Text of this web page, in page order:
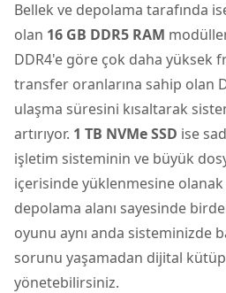
Bellek ve depolama tarafında
olan 16 GB DDR5 RAM
DDR4'e göre çok daha yüksek
transfer oranlarına sahip olan
ulaşma süresini kısaltarak
artırıyor. 1 TB NVMe SSD ise
işletim sisteminin ve büyük
içerisinde yüklenmesine olanak
depolama alanı sayesinde
oyunu aynı anda sisteminizde
sorunu yaşamadan dijital
yönetebilirsiniz.